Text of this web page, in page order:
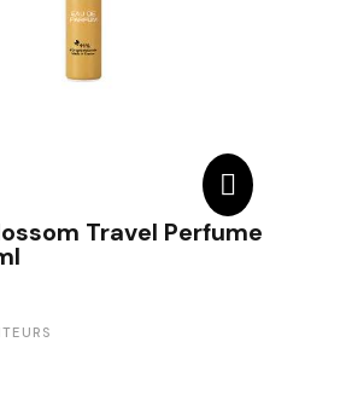
Travel Perfume